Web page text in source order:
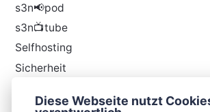
s3n📢pod
s3n📺tube
Selfhosting
Sicherheit
Thunderbird
Diese Webseite nutzt